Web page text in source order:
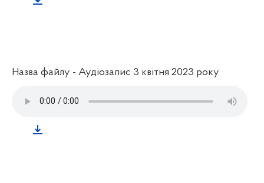
Назва файлу - Аудіозапис 3 квітня 2023 року